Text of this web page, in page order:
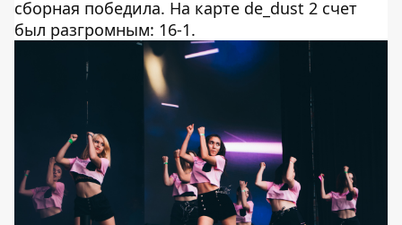
сборная победила. На карте de_dust 2 счет
был разгромным: 16-1.